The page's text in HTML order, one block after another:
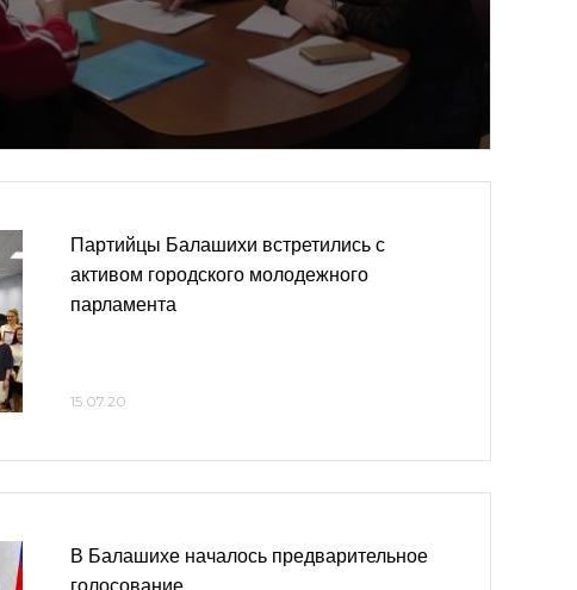
Партийцы Балашихи встретились с
активом городского молодежного
парламента
15.07.20
В Балашихе началось предварительное
голосование